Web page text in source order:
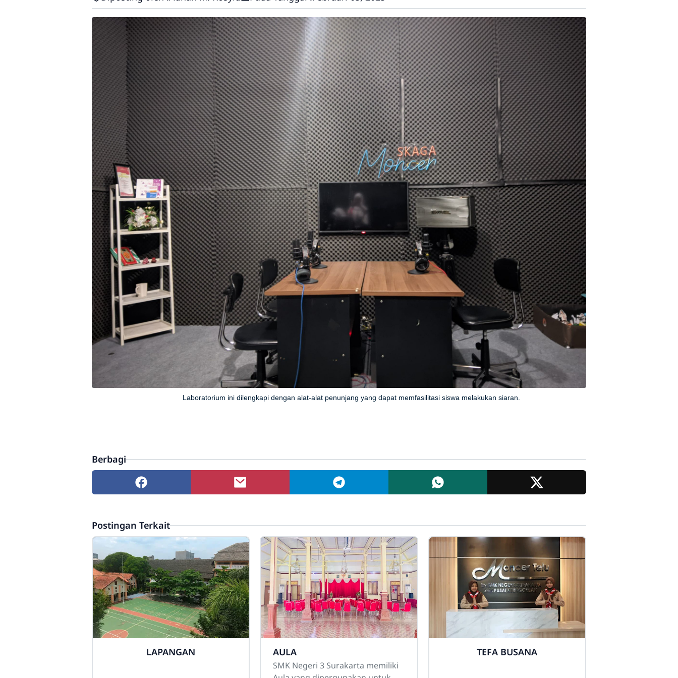
Laboratorium ini dilengkapi dengan alat-alat penunjang yang dapat memfasilitasi siswa melakukan siaran.
Berbagi
Postingan Terkait
LAPANGAN AULA
SMK Negeri 3 Surakarta memiliki
TEFA BUSANA